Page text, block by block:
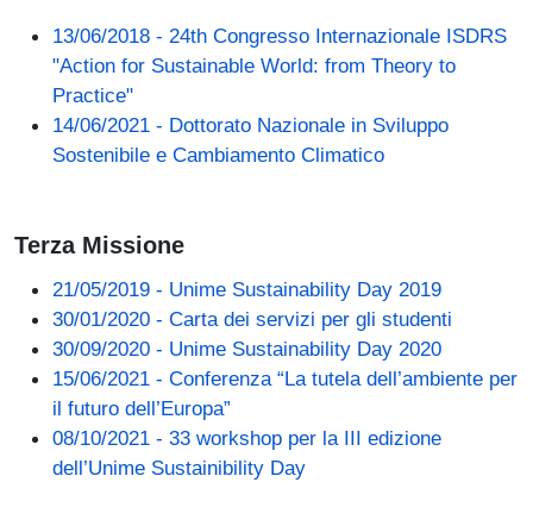
13/06/2018 - 24th Congresso Internazionale ISDRS
"Action for Sustainable World: from Theory to
Practice"
14/06/2021 - Dottorato Nazionale in Sviluppo
Sostenibile e Cambiamento Climatico
Terza Missione
21/05/2019 - Unime Sustainability Day 2019
30/01/2020 - Carta dei servizi per gli studenti
30/09/2020 - Unime Sustainability Day 2020
15/06/2021 - Conferenza “La tutela dell’ambiente per
il futuro dell’Europa”
08/10/2021 - 33 workshop per la III edizione
dell’Unime Sustainibility Day